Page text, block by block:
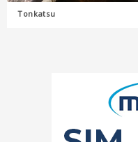
Tonkatsu